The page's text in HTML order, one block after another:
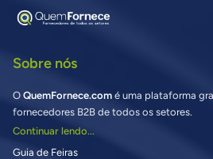
Sobre nós
O QuemFornece.com é uma plataforma
fornecedores B2B de todos os setores.
Continuar lendo...
Guia de Feiras